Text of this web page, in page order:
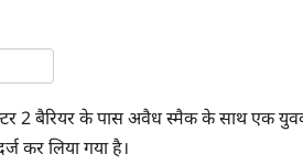
2 बैरियर के पास अवैध स्मैक के साथ एक
कर लिया गया है।